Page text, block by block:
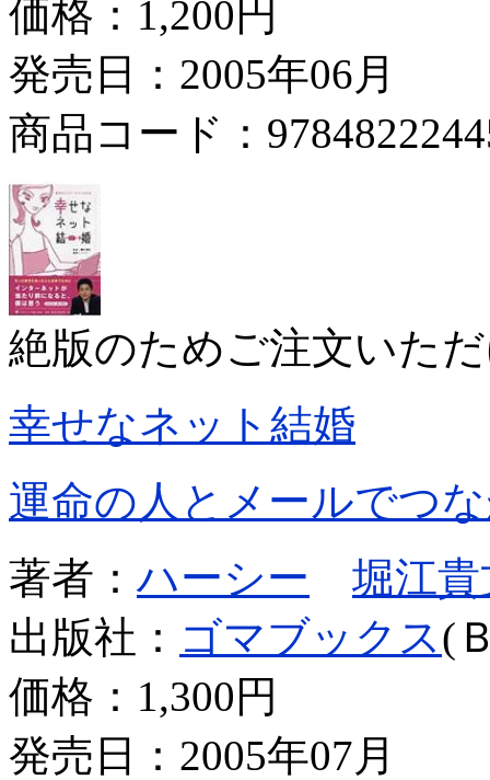
価格： 1,200円
発売日：2005年06月
商品コード：
絶版のためご注文いた
幸せなネット結婚
運命の人とメールでつ
著者：ハーシー
堀江貴
出版社： ゴマブックス(
価格： 1,300円
発売日：2005年07月